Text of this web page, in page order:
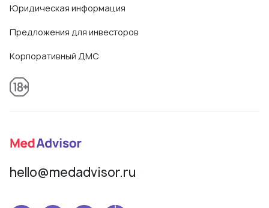
Юридическая информация
Предложения для инвесторов
Корпоративный ДМС
hello@medadvisor.ru